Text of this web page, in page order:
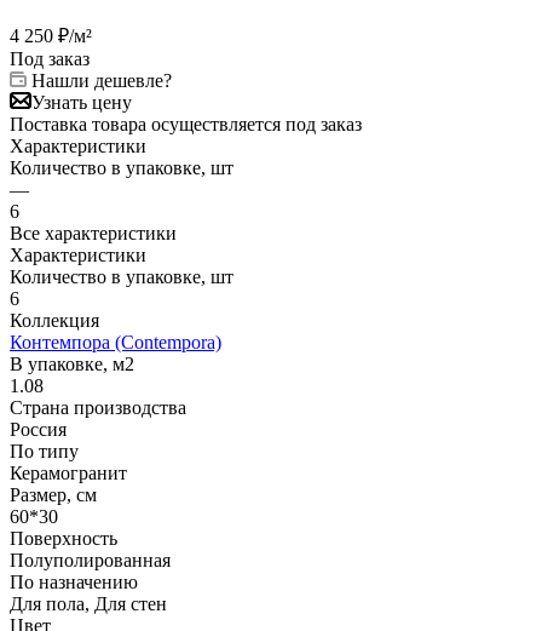
4 250 ₽/м²
Под заказ
Нашли дешевле?
Узнать цену
Поставка товара осуществляется под заказ
Характеристики
Количество в упаковке, шт
—
6
Все характеристики
Характеристики
Количество в упаковке, шт
6
Коллекция
Контемпора (Contempora)
В упаковке, м2
1.08
Страна производства
Россия
По типу
Керамогранит
Размер, см
60*30
Поверхность
Полуполированная
По назначению
Для пола, Для стен
Цвет